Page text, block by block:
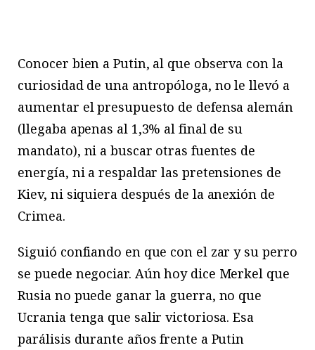
Conocer bien a Putin, al que observa con la
curiosidad de una antropóloga, no le llevó a
aumentar el presupuesto de defensa alemán
(llegaba apenas al 1,3% al final de su
mandato), ni a buscar otras fuentes de
energía, ni a respaldar las pretensiones de
Kiev, ni siquiera después de la anexión de
Crimea.
Siguió confiando en que con el zar y su perro
se puede negociar. Aún hoy dice Merkel que
Rusia no puede ganar la guerra, no que
Ucrania tenga que salir victoriosa. Esa
parálisis durante años frente a Putin